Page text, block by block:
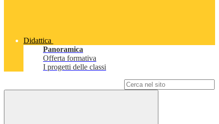
Didattica
Panoramica
Offerta formativa
I progetti delle classi